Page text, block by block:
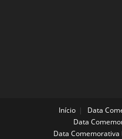
Início
Data
Data
Data Comemorativa